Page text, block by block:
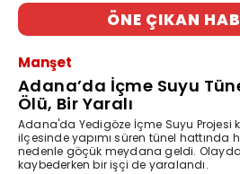
ÖNE ÇIKAN
Manşet
Adana’da İçme Suyu
Ölü, Bir Yaralı
Adana'da Yedigöze İçme Suyu
ilçesinde yapımı süren tünel hattında
nedenle göçük meydana geldi. Olayda
kaybederken bir işçi de yaralandı.